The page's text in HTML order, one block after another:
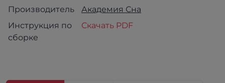
Производитель
Академия Сна
Инструкция по
сборке
Скачать PDF